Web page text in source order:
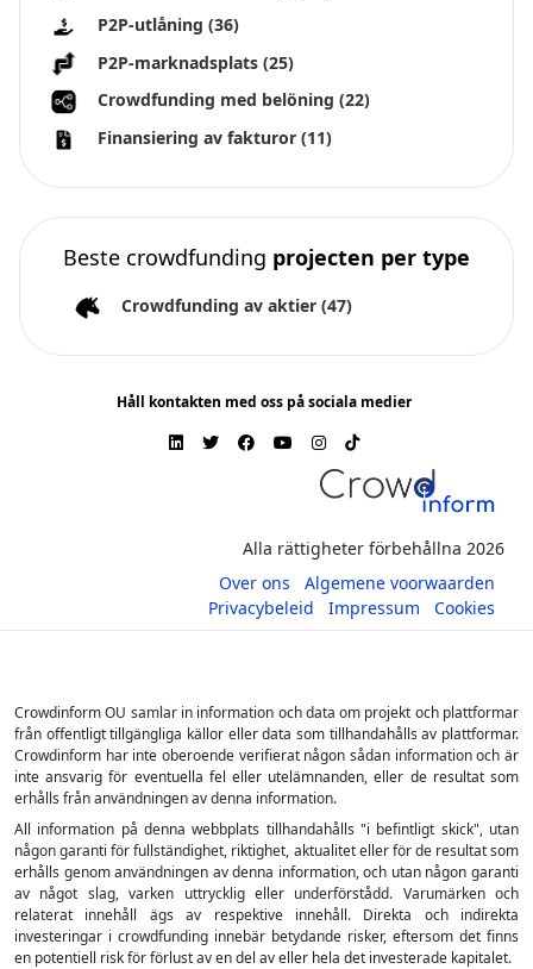
P2P-utlåning (36)
P2P-marknadsplats (25)
Crowdfunding med belöning (22)
Finansiering av fakturor (11)
Beste crowdfunding projecten per type
Crowdfunding av aktier (47)
Håll kontakten med oss på sociala medier
Alla rättigheter förbehållna 2026
Over ons
Algemene voorwaarden
Privacybeleid
Impressum Cookies
Crowdinform OU samlar in information och data om projekt och plattformar
från offentligt tillgängliga källor eller data som tillhandahålls av plattformar.
Crowdinform har inte oberoende verifierat någon sådan information och är
inte ansvarig för eventuella fel eller utelämnanden, eller de resultat som
erhålls från användningen av denna information.
All information på denna webbplats tillhandahålls "i befintligt skick", utan
någon garanti för fullständighet, riktighet, aktualitet eller för de resultat som
erhålls genom användningen av denna information, och utan någon garanti
av något slag, varken uttrycklig eller underförstådd. Varumärken och
relaterat innehåll ägs av respektive innehåll. Direkta och indirekta
investeringar i crowdfunding innebär betydande risker, eftersom det finns
en potentiell risk för förlust av en del av eller hela det investerade kapitalet.